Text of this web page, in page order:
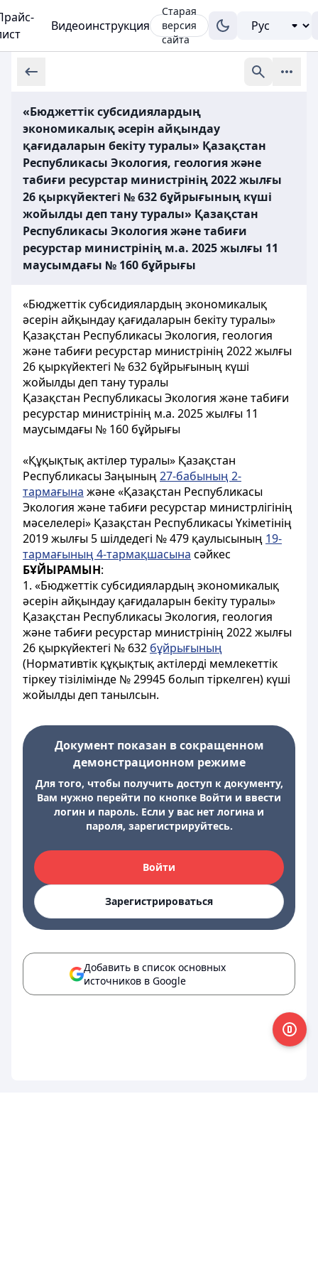
Видеоинструкция
Старая
версия
сайта
«Бюджеттік субсидиялардың
экономикалық әсерін айқындау
қағидаларын бекіту туралы» Қазақстан
Республикасы Экология, геология және
табиғи ресурстар министрінің 2022 жылғы
26 қыркүйектегі № 632 бұйрығының күші
жойылды деп тану туралы» Қазақстан
Республикасы Экология және табиғи
ресурстар министрінің м.а. 2025 жылғы 11
маусымдағы № 160 бұйрығы
«Бюджеттік субсидиялардың экономикалық
әсерін айқындау қағидаларын бекіту туралы»
Қазақстан Республикасы Экология, геология
және табиғи ресурстар министрінің 2022 жылғы
26 қыркүйектегі № 632 бұйрығының күші
жойылды деп тану туралы
Қазақстан Республикасы Экология және табиғи
ресурстар министрінің м.а. 2025 жылғы 11
маусымдағы № 160 бұйрығы
«Құқықтық актілер туралы» Қазақстан
Республикасы Заңының27-бабының 2-
тармағына және «Қазақстан Республикасы
Экология және табиғи ресурстар министрлігінің
мәселелері» Қазақстан Республикасы Үкіметінің
2019 жылғы 5 шілдедегі № 479 қаулысының 19-
тармағының 4-тармақшасына сәйкес
БҰЙЫРАМЫН:
1. «Бюджеттік субсидиялардың экономикалық
әсерін айқындау қағидаларын бекіту туралы»
Қазақстан Республикасы Экология, геология
және табиғи ресурстар министрінің 2022 жылғы
26 қыркүйектегі № 632 бұйрығының
(Нормативтік құқықтық актілерді мемлекеттік
тіркеу тізілімінде № 29945 болып тіркелген) күші
жойылды деп танылсын.
Документ показан в сокращенном
демонстрационном режиме
Для того, чтобы получить доступ к документу,
Вам нужно перейти по кнопке Войти и ввести
логин и пароль. Если у вас нет логина и
пароля, зарегистрируйтесь.
Войти
Зарегистрироваться
Добавить в список основных
источников в Google